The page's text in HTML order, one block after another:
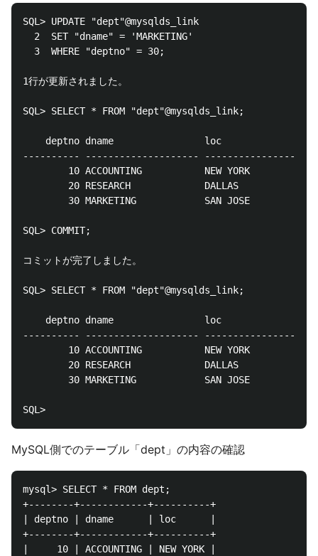
SQL> UPDATE "dept"@mysqlds_link
  2  SET "dname" = 'MARKETING'
  3  WHERE "deptno" = 30;
1行が更新されました。
SQL> SELECT * FROM "dept"@mysqlds_link;
    deptno dname        		loc
---------- -------------------- --------------------
SQL> COMMIT;
コミットが完了しました。
SQL> SELECT * FROM "dept"@mysqlds_link;
    deptno dname	        	loc
---------- -------------------- --------------------
MySQL側でのテーブル「dept」の内容の確認
mysql> SELECT * FROM dept;
+--------+------------+----------+
| deptno | dname      | loc      |
+--------+------------+----------+
|     10 | ACCOUNTING | NEW YORK |